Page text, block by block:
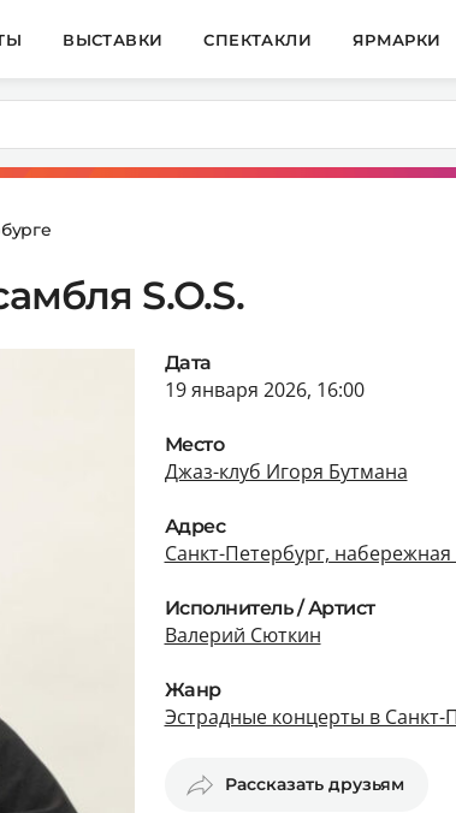
ВЫСТАВКИ СПЕКТАКЛИ ЯРМАРКИ
S.O.S.
Дата
19 января 2026, 16:00
Место
Джаз-клуб Игоря Бутмана
Адрес
Санкт-Петербург,
Исполнитель / Артист
Валерий Сюткин
Жанр
Эстрадные концерты в Санкт-
Рассказать друзьям